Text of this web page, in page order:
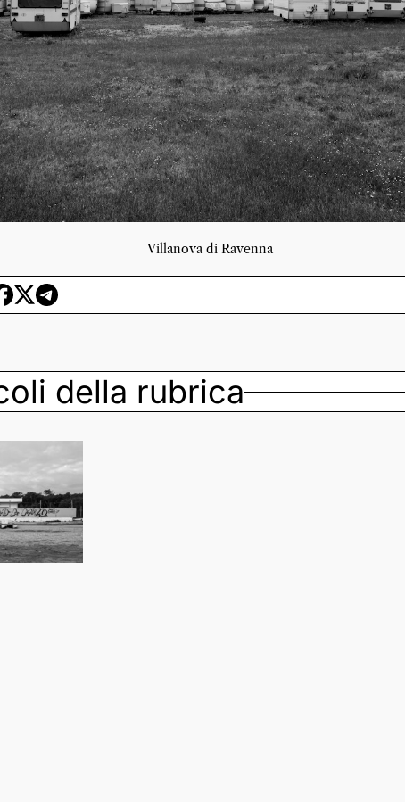
Villanova di Ravenna
della rubrica